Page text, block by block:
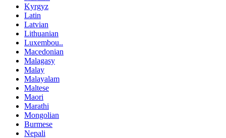
Kyrgyz
Latin
Latvian
Lithuanian
Luxembou..
Macedonian
Malagasy
Malay
Malayalam
Maltese
Maori
Marathi
Mongolian
Burmese
Nepali